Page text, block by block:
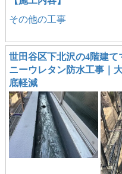
その他の工事
世田谷区下北沢の4階建
ニーウレタン防水工事｜
底軽減